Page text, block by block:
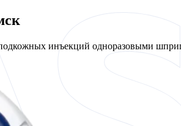
инъекций одноразовыми